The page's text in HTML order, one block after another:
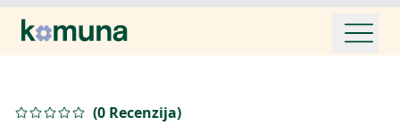
(0 Recenzija)